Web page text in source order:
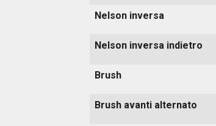
Nelson inversa
Nelson inversa indietro
Brush
Brush avanti alternato